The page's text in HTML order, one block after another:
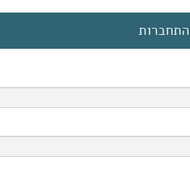
התחברות